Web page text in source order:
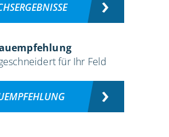
für Ihr Feld